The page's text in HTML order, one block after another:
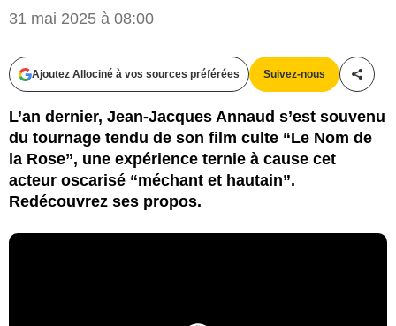
31 mai 2025 à 08:00
Ajoutez Allociné à vos sources préférées Suivez-nous
L’an dernier, Jean-Jacques Annaud s’est souvenu
du tournage tendu de son film culte “Le Nom de
la Rose”, une expérience ternie à cause cet
acteur oscarisé “méchant et hautain”.
Redécouvrez ses propos.